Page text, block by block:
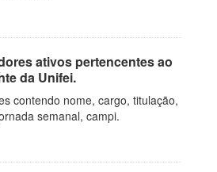
ativos pertencentes ao
da Unifei.
contendo nome, cargo, titulação,
semanal, campi.